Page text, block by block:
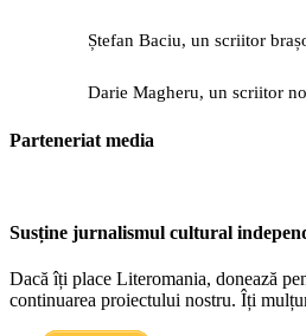
Ștefan Baciu, un scriitor
Darie Magheru, un scriitor
Parteneriat media
Susține jurnalismul cultural
Dacă îți place Literomania, donează
continuarea proiectului nostru. Îți